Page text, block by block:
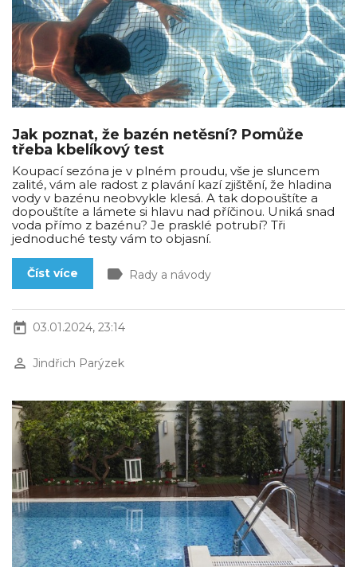
Jak poznat, že bazén netěsní? Pomůže
třeba kbelíkový test
Koupací sezóna je v plném proudu, vše je sluncem
zalité, vám ale radost z plavání kazí zjištění, že hladina
vody v bazénu neobvykle klesá. A tak dopouštíte a
dopouštíte a lámete si hlavu nad příčinou. Uniká snad
voda přímo z bazénu? Je prasklé potrubí? Tři
jednoduché testy vám to objasní.
Číst více label Rady a návody
today 03.01.2024, 23:14
perm_identity Jindřich Parýzek